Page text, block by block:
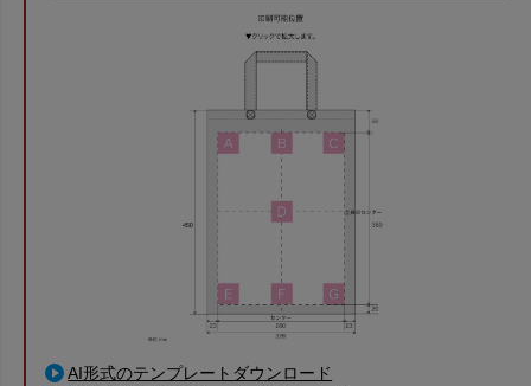
AI形式のテンプレートダウンロード